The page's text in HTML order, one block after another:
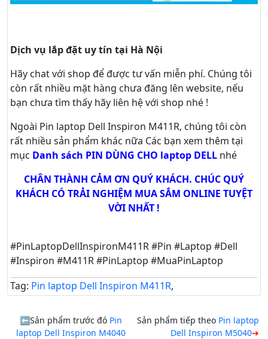
Dịch vụ lắp đặt uy tín tại Hà Nội
Hãy chatvới shop để được tư vấn miễn phí. Chúng tôi
còn rất nhiều mặt hàng chưa đăng lên website, nếu
bạn chưa tìm thấy hãy liên hệ với shop nhé !
Ngoài Pin laptop Dell Inspiron M411R, chúng tôi còn
rất nhiều sản phẩm khác nữa Các bạn xem thêm tại
mục Danh sách PIN DÙNG CHO laptop DELL nhé
CHÂN THÀNH CẢM ƠN QUÝ KHÁCH. CHÚC QUÝ
KHÁCH CÓ TRẢI NGHIỆM MUA SẮM ONLINE TUYỆT
VỜI NHẤT !
#PinLaptopDellInspironM411R #Pin #Laptop #Dell
#Inspiron #M411R #PinLaptop #MuaPinLaptop
Tag: Pin laptop Dell Inspiron M411R,
Sản phẩm trước đó Pin
laptop Dell Inspiron M4040
Sản phẩm tiếp theo Pin laptop
Dell Inspiron M5040